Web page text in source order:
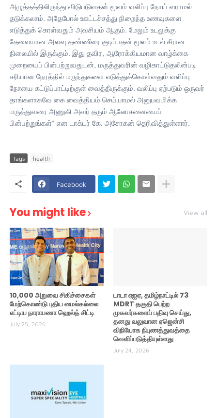
அழுத்தத்திலிருந்து விடுபடுவதன் மூலம் வலிப்பு நோய் வராமல்
தடுக்கலாம். அதேபோல் ஊட்டச்சத்து நிறைந்த உணவுகளை
எடுத்துக் கொள்வதும் அவசியம் ஆகும். மேலும் உடலுக்கு
தேவையான அளவு தண்ணீரை குடிப்பதன் மூலம் உடல் சீரான
நிலையில் இருக்கும். இது தவிர, ஆரோக்கியமான வாழ்க்கை
முறையைப் பின்பற்றுவதுடன், மருத்துவரின் வழிகாட்டுதலின்படி
சரியான நேரத்தில் மருந்துகளை எடுத்துக்கொள்வதும் வலிப்பு
நோயை கட்டுப்பாட்டிற்குள் வைத்திருக்கும். வலிப்பு ஏற்படும் ஒருவர்
தாங்களாகவே கை வைத்தியம் செய்யாமல் அனுபவமிக்க
மருத்துவரை அணுகி அவர் தரும் ஆலோசனையைப்
பின்பற்றுங்கள்" என டாக்டர் கே. அசோகன் தெரிவித்துள்ளார்.
Tags health
Facebook
You might like View all
10,000 அறுவை சிகிச்சைகள்
மேற்கொண்டு புதிய மைல்கல்லை
எட்டிய நாராயணா ஹெல்த் சிட்டி
July 25, 2026
டாடா ஏஐஏ, தமிழ்நாட்டில் 73
MDRT தகுதி பெற்ற
முகவர்களைப் பதிவு செய்து,
தனது வலுவான ஏஜென்சி
விநியோக நிபுணத்துவத்தை
வெளிப்படுத்தியுள்ளது
July 24, 2026